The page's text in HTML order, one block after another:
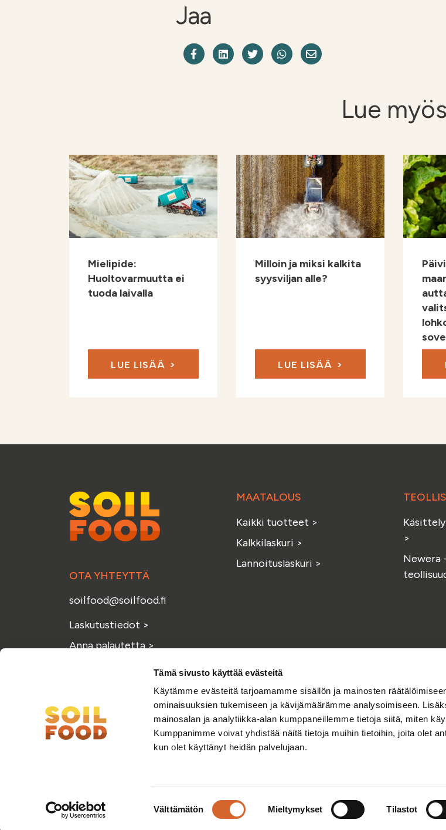
Tämä sivusto käyttää evästeitä
Käytämme evästeitä tarjoamamme sisällön ja mainosten
ominaisuuksien tukemiseen ja kävijämäärämme analysoimiseen.
mainosalan ja analytiikka-alan kumppaneillemme tietoja siitä, miten
Kumppanimme voivat yhdistää näitä tietoja muihin tietoihin, joita olet
kun olet käyttänyt heidän palvelujaan.
Välttämätön Mieltymykset Tilastot
Jaa
Jaa Facebookissa
Share on LinkedIn
Jaa Twitterissä
Jaa WhatsAppissa
Lue myös
Mielipide:
Huoltovarmuutta ei
tuoda laivalla
LUE LISÄÄ
Milloin ja miksi kalkita
syysviljan alle?
LUE LISÄÄ
OTA YHTEYTTÄ
soilfood@soilfood.fi
Laskutustiedot >
Anna palautetta>
MAATALOUS
Kaikki tuotteet >
Kalkkilaskuri >
Lannoituslaskuri >
>
Newera
Löydät meidät myös
Tietosuojaseloste